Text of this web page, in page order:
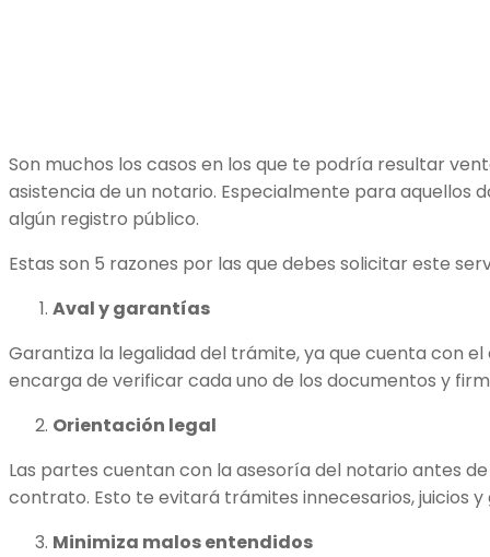
Son muchos los casos en los que te podría resultar
asistencia de un notario. Especialmente para aquellos
algún registro público.
Estas son 5 razones por las que debes solicitar este
Aval y garantías
Garantiza la legalidad del trámite, ya que cuenta con el
encarga de verificar cada uno de los documentos y
Orientación legal
Las partes cuentan con la asesoría del notario antes
contrato. Esto te evitará trámites innecesarios, juicios
Minimiza malos entendidos